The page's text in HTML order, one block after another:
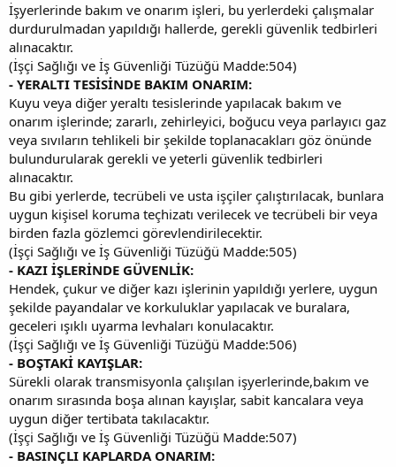
İşyerlerinde bakım ve onarım işleri, bu yerlerdeki çalışmalar
durdurulmadan yapıldığı hallerde, gerekli güvenlik tedbirleri
alınacaktır.
(İşçi Sağlığı ve İş Güvenliği Tüzüğü Madde:504)
- YERALTI TESİSİNDE BAKIM ONARIM:
Kuyu veya diğer yeraltı tesislerinde yapılacak bakım ve
onarım işlerinde; zararlı, zehirleyici, boğucu veya parlayıcı gaz
veya sıvıların tehlikeli bir şekilde toplanacakları göz önünde
bulundurularak gerekli ve yeterli güvenlik tedbirleri
alınacaktır.
Bu gibi yerlerde, tecrübeli ve usta işçiler çalıştırılacak, bunlara
uygun kişisel koruma teçhizatı verilecek ve tecrübeli bir veya
birden fazla gözlemci görevlendirilecektir.
(İşçi Sağlığı ve İş Güvenliği Tüzüğü Madde:505)
- KAZI İŞLERİNDE GÜVENLİK:
Hendek, çukur ve diğer kazı işlerinin yapıldığı yerlere, uygun
şekilde payandalar ve korkuluklar yapılacak ve buralara,
geceleri ışıklı uyarma levhaları konulacaktır.
(İşçi Sağlığı ve İş Güvenliği Tüzüğü Madde:506)
- BOŞTAKİ KAYIŞLAR:
Sürekli olarak transmisyonla çalışılan işyerlerinde,bakım ve
onarım sırasında boşa alınan kayışlar, sabit kancalara veya
uygun diğer tertibata takılacaktır.
(İşçi Sağlığı ve İş Güvenliği Tüzüğü Madde:507)
- BASINÇLI KAPLARDA ONARIM: